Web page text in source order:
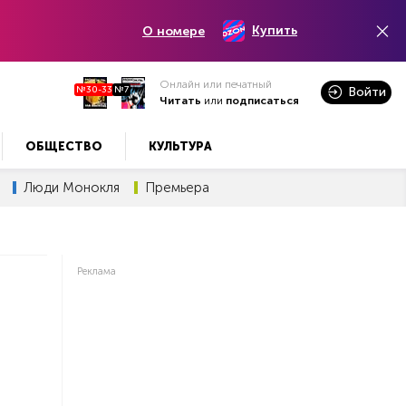
О номере Купить
№30-33 №7
Онлайн или печатный
Читать или подписаться
Войти
ОБЩЕСТВО КУЛЬТУРА
Люди Монокля Премьера
Реклама